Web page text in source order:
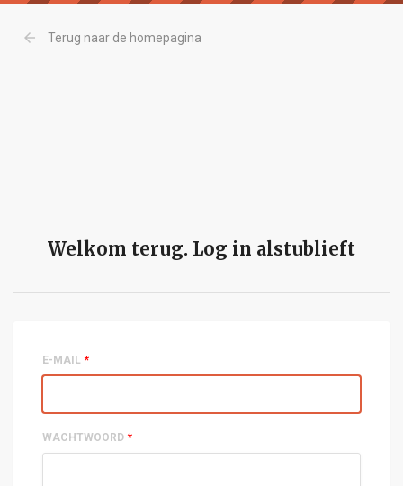
arrow_back Terug naar de homepagina
Welkom terug. Log in alstublieft
E-MAIL *
WACHTWOORD *